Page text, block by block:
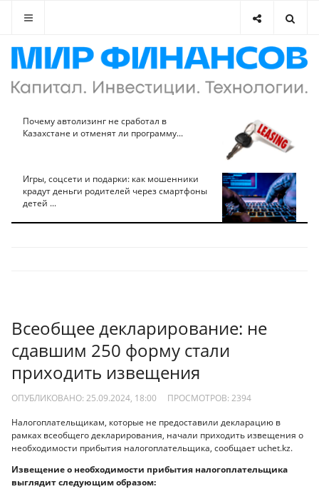
Почему автолизинг не сработал в
Казахстане и отменят ли программу...
Игры, соцсети и подарки: как мошенники
крадут деньги родителей через смартфоны
детей ...
Всеобщее декларирование: не
сдавшим 250 форму стали
приходить извещения
ОПУБЛИКОВАНО: 25.09.2024, 18:00 ПРОСМОТРОВ: 2394
Налогоплательщикам, которые не предоставили декларацию в
рамках всеобщего декларирования, начали приходить извещения о
необходимости прибытия налогоплательщика, сообщает uchet.kz.
Извещение о необходимости прибытия налогоплательщика
выглядит следующим образом: